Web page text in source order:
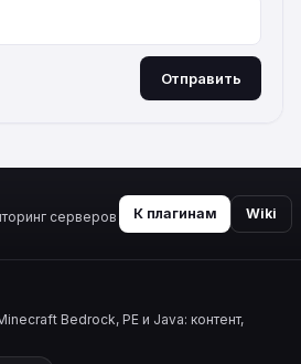
Отправить
серверов
К плагинам Wiki
Bedrock, PE и Java: контент,